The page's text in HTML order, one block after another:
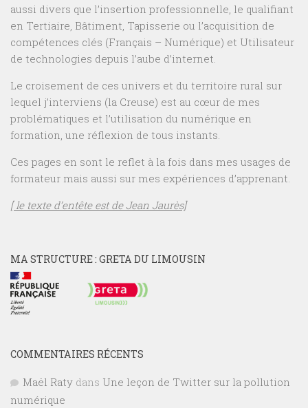
aussi divers que l’insertion professionnelle, le qualifiant
en Tertiaire, Bâtiment, Tapisserie ou l’acquisition de
compétences clés (Français – Numérique) et Utilisateur
de technologies depuis l’aube d’internet.
Le croisement de ces univers et du territoire rural sur
lequel j’interviens (la Creuse) est au cœur de mes
problématiques et l’utilisation du numérique en
formation, une réflexion de tous instants.
Ces pages en sont le reflet à la fois dans mes usages de
formateur mais aussi sur mes expériences d’apprenant.
[ le texte d’entête est de Jean Jaurès]
MA STRUCTURE : GRETA DU LIMOUSIN
COMMENTAIRES RÉCENTS
Maël Raty dans Une leçon de Twitter sur la pollution
numérique